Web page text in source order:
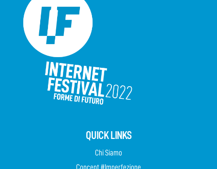
QUICK LINKS
Chi Siamo